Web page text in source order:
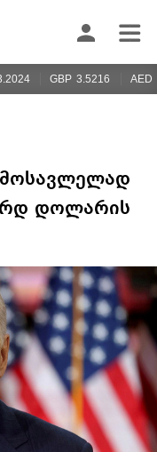
GBP 3.5216 AED
მოსავლელად
დოლარის